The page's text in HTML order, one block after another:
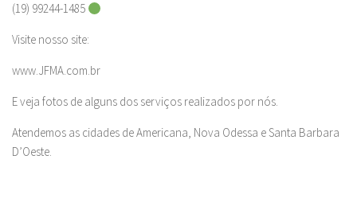
(19) 99244-1485
Visite nosso site:
www.JFMA.com.br
E veja fotos de alguns dos serviços realizados por nós.
Atendemos as cidades de Americana, Nova Odessa e Santa Barbara
D’Oeste.